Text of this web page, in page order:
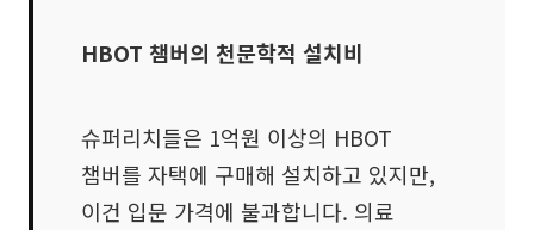
HBOT 챔버의 천문학적 설치비
슈퍼리치들은 1억원 이상의 HBOT
챔버를 자택에 구매해 설치하고 있지만,
이건 입문 가격에 불과합니다. 의료